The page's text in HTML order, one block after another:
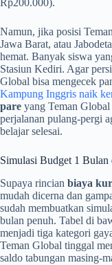
Rp200.000).
Namun, jika posisi
Jawa Barat, atau
hemat. Banyak siswa
Stasiun Kediri. Agar
Global bisa mengecek
Kampung Inggris naik
pare yang Teman
perjalanan pulang-pergi
belajar selesai.
Simulasi Budget 1
Supaya rincian biaya
mudah dicerna dan
sudah membuatkan
bulan penuh. Tabel di
menjadi tiga kategori
Teman Global tinggal
saldo tabungan masing-